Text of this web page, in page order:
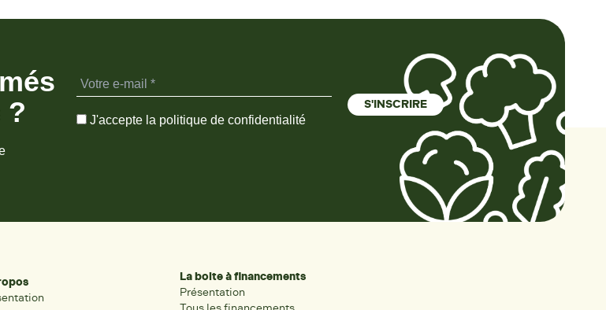
?
J'accepte la politique de confidentialité
La boite à financements
Présentation